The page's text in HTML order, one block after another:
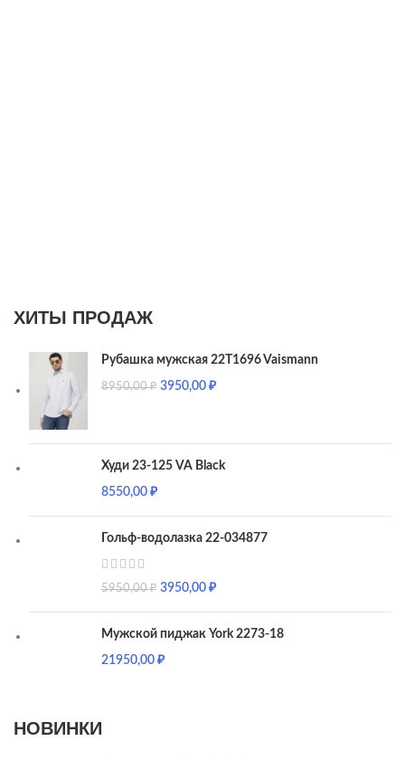
ХИТЫ ПРОДАЖ
Рубашка мужская 22T1696 Vaismann
8950,00₽ 3950,00₽
Худи 23-125 VA Black
8550,00₽
Гольф-водолазка 22-034877
5950,00₽ 3950,00₽
Мужской пиджак York 2273-18
21950,00₽
НОВИНКИ